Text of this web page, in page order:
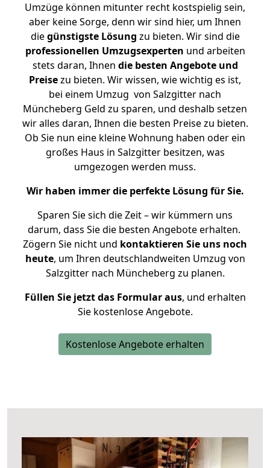
Umzüge können mitunter recht kostspielig sein,
aber keine Sorge, denn wir sind hier, um Ihnen
diegünstigste Lösung zu bieten. Wir sind die
professionellen Umzugsexperten und arbeiten
stets daran, Ihnen die besten Angebote und
Preisezu bieten. Wir wissen, wie wichtig es ist,
bei einem Umzug von Salzgitter nach
Müncheberg Geld zu sparen, und deshalb setzen
wir alles daran, Ihnen die besten Preise zu bieten.
Ob Sie nun eine kleine Wohnung haben oder ein
großes Haus in Salzgitter besitzen, was
umgezogen werden muss.
Wir haben immer die perfekte Lösung für Sie.
Sparen Sie sich die Zeit – wir kümmern uns
darum, dass Sie die besten Angebote erhalten.
Zögern Sie nicht und kontaktieren Sie uns noch
heute, um Ihren deutschlandweiten Umzug von
Salzgitter nach Müncheberg zu planen.
Füllen Sie jetzt das Formular aus, und erhalten
Sie kostenlose Angebote.
Kostenlose Angebote erhalten